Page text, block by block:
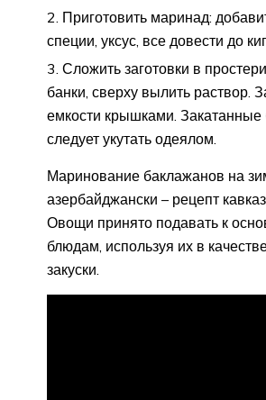
Приготовить маринад:
специи, уксус, все довести до
Сложить заготовки в
банки, сверху вылить раствор.
емкости крышками. Закатанные
следует укутать одеялом.
Маринование баклажанов на
азербайджански – рецепт
Овощи принято подавать к
блюдам, используя их в
закуски.